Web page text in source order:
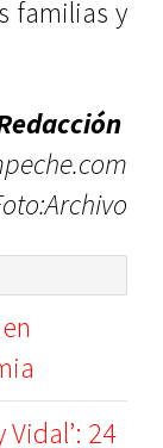
familias y
Vidal’: 24